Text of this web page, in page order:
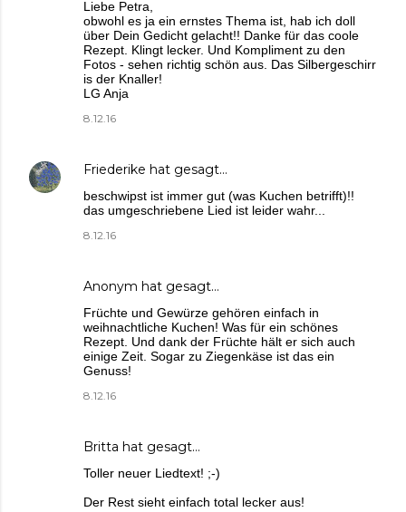
Liebe Petra,
obwohl es ja ein ernstes Thema ist, hab ich doll
über Dein Gedicht gelacht!! Danke für das coole
Rezept. Klingt lecker. Und Kompliment zu den
Fotos - sehen richtig schön aus. Das Silbergeschirr
is der Knaller!
LG Anja
8.12.16
Friederike hat gesagt…
beschwipst ist immer gut (was Kuchen betrifft)!!
das umgeschriebene Lied ist leider wahr...
8.12.16
Anonym hat gesagt…
Früchte und Gewürze gehören einfach in
weihnachtliche Kuchen! Was für ein schönes
Rezept. Und dank der Früchte hält er sich auch
einige Zeit. Sogar zu Ziegenkäse ist das ein
Genuss!
8.12.16
Britta hat gesagt…
Toller neuer Liedtext! ;-)
Der Rest sieht einfach total lecker aus!